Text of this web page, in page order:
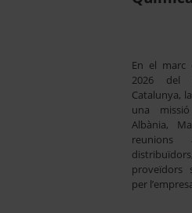
En el marc
2026 del
Catalunya,
una
Albània,
reunions
proveïdors
per